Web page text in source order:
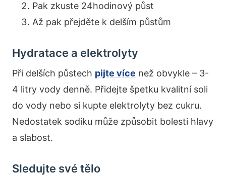
Pak zkuste 24hodinový půst
Až pak přejděte k delším půstům
Hydratace a elektrolyty
Při delších půstech pijte více než obvykle – 3-
4 litry vody denně. Přidejte špetku kvalitní soli
do vody nebo si kupte elektrolyty bez cukru.
Nedostatek sodíku může způsobit bolesti hlavy
a slabost.
Sledujte své tělo